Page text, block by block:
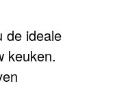
de ideale
keuken.